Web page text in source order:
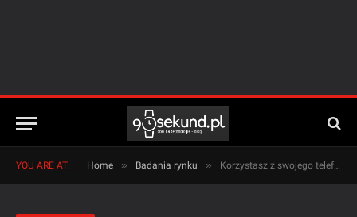
YOU ARE AT: Home » Badania rynku » Korzystasz z swojego telefonu w toalecie? – 75% ankietowanych tak